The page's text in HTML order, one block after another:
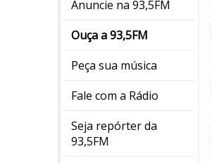
Anuncie na 93,5FM
Ouça a 93,5FM
Peça sua música
Fale com a Rádio
Seja repórter da
93,5FM